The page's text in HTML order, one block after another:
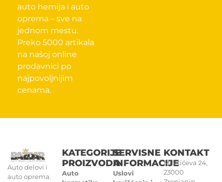
auto hemija i auto
oprema – sve na
jednom mestu.
Preko 5000 artikala
na našoj online
prodavnici po
najpovoljnijim
cenama.
Auto delovi i
auto oprema.
KATEGORIJE
PROIZVODA
Auto
SERVISNE
INFORMACIJE
Uslovi
KONTAKT
Miletićeva 24,
23000